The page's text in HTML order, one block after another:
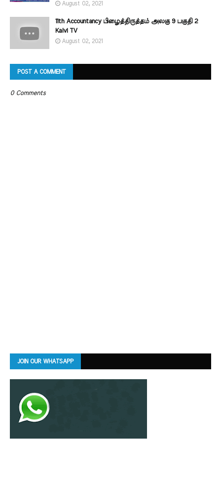
August 02, 2021
11th Accountancy பிழைத்திருத்தம் அலகு 9 பகுதி 2
Kalvi TV
August 02, 2021
POST A COMMENT
0 Comments
JOIN OUR WHATSAPP